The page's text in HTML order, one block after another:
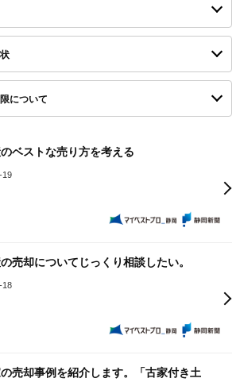
について
ベストな売り方を考える
19
売却についてじっくり相談したい。
18
売却事例を紹介します。「古家付き土